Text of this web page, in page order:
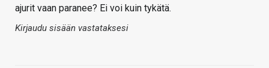
ajurit vaan paranee? Ei voi kuin tykätä.
Kirjaudu sisään vastataksesi